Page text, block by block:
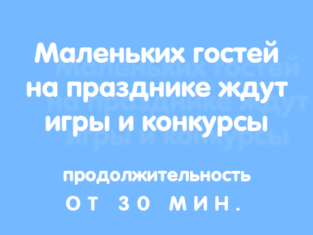
Маленьких гостей
на празднике ждут
игры и конкурсы
продолжительность
ОТ 30 МИН.